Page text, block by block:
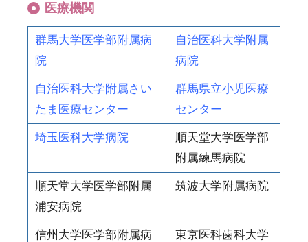
医療機関
群馬大学医学部附属病
院
自治医科大学附属
病院
自治医科大学附属さい
たま医療センター
群馬県立小児医療
センター
埼玉医科大学病院
順天堂大学医学部
附属練馬病院
順天堂大学医学部附属
浦安病院
筑波大学附属病院
信州大学医学部附属病
東京医科歯科大学